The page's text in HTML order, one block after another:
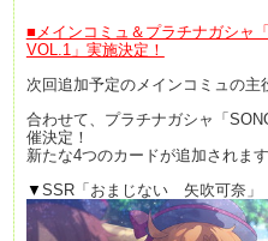
■メインコミュ＆ プラチナガシャ
VOL.1」実施決定！
次回追加予定のメインコミュの主
合わせて、プラチナガシャ「
催決定！
新たな4つのカードが追加されま
▼ SSR「おまじない 矢吹可奈」